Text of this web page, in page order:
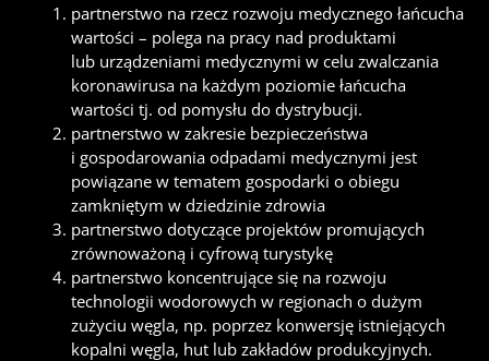
partnerstwo na rzecz rozwoju medycznego łańcucha
wartości – polega na pracy nad produktami
lub urządzeniami medycznymi w celu zwalczania
koronawirusa na każdym poziomie łańcucha
wartości tj. od pomysłu do dystrybucji.
partnerstwo w zakresie bezpieczeństwa
i gospodarowania odpadami medycznymi jest
powiązane w tematem gospodarki o obiegu
zamkniętym w dziedzinie zdrowia
partnerstwo dotyczące projektów promujących
zrównoważoną i cyfrową turystykę
partnerstwo koncentrujące się na rozwoju
technologii wodorowych w regionach o dużym
zużyciu węgla, np. poprzez konwersję istniejących
kopalni węgla, hut lub zakładów produkcyjnych.